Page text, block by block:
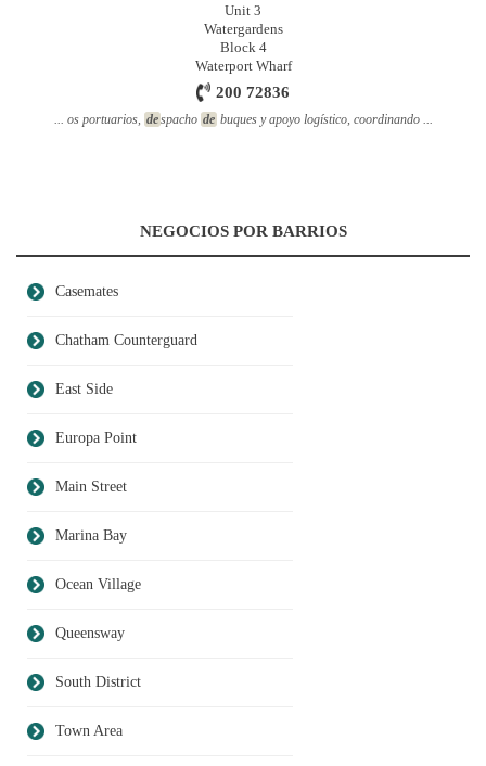
Unit 3
Watergardens
Block 4
Waterport Wharf
200 72836
... os portuarios, despacho de buques y apoyo logístico, coordinando ...
NEGOCIOS POR BARRIOS
Casemates
Chatham Counterguard
East Side
Europa Point
Main Street
Marina Bay
Ocean Village
Queensway
South District
Town Area